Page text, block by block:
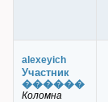
alexeyich
Участник
������
Коломна